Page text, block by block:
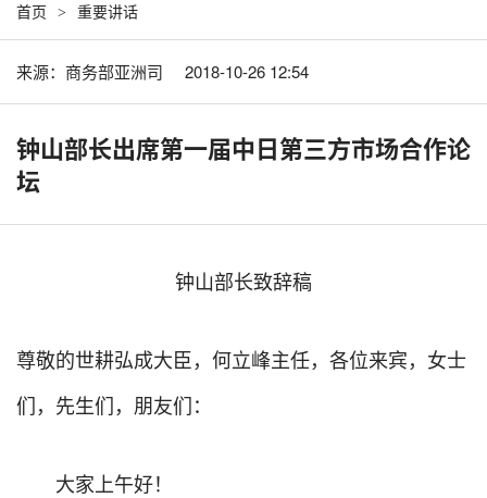
首页 > 重要讲话
来源： 商务部亚洲司 2018-10-26 12:54
钟山部长出席第一届中日第三方市场合作论
坛
钟山部长致辞稿
尊敬的世耕弘成大臣，何立峰主任，各位来宾，女士
们，先生们，朋友们：
大家上午好！